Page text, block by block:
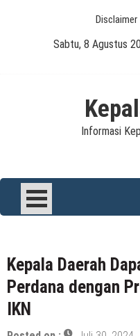
Disclaimer
Sabtu, 8 Agustus
Informasi
Kepala Daerah
Perdana dengan
IKN